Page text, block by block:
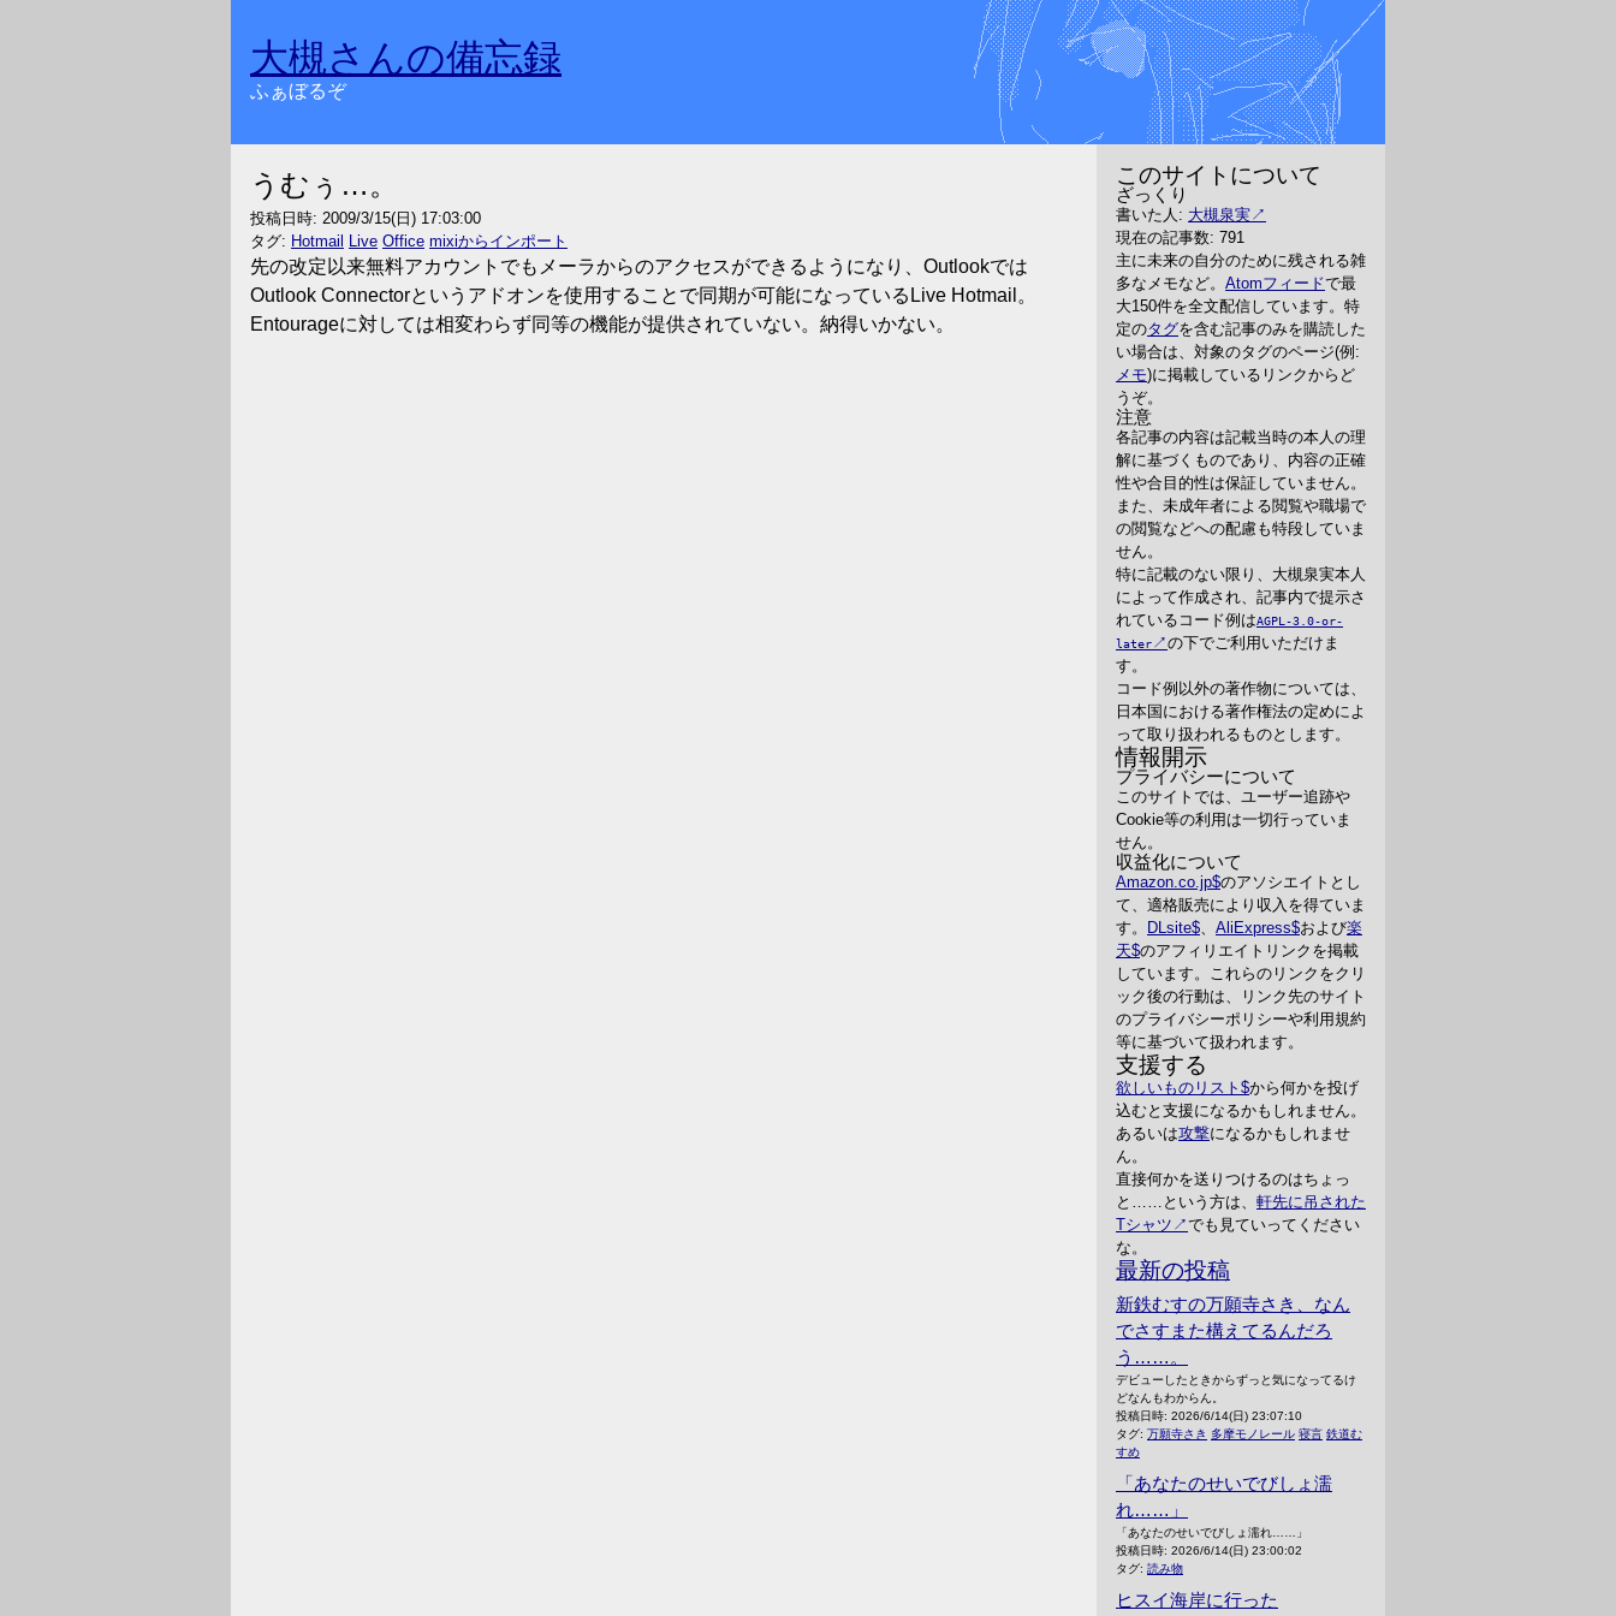
大槻さんの備忘録
ふぁぼるぞ
うむぅ…。
投稿日時: 2009/3/15(日) 17:03:00
タグ: Hotmail Live Office mixiからインポート
先の改定以来無料アカウントでもメーラからのアクセスができるようになり、Outlookでは
Outlook Connectorというアドオンを使用することで同期が可能になっているLive Hotmail。
Entourageに対しては相変わらず同等の機能が提供されていない。納得いかない。
このサイトについて
ざっくり
書いた人: 大槻泉実
現在の記事数: 791
主に未来の自分のために残される雑
多なメモなど。 Atomフィードで最
大150件を全文配信しています。特
定のタグを含む記事のみを購読した
い場合は、対象のタグのページ(例:
メモ)に掲載しているリンクからど
うぞ。
注意
各記事の内容は記載当時の本人の理
解に基づくものであり、内容の正確
性や合目的性は保証していません。
また、未成年者による閲覧や職場で
の閲覧などへの配慮も特段していま
せん。
特に記載のない限り、大槻泉実本人
によって作成され、記事内で提示さ
れているコード例はAGPL-3.0-or-
later
の下でご利用いただけま
す。
コード例以外の著作物については、
日本国における著作権法の定めによ
って取り扱われるものとします。
情報開示
プライバシーについて
このサイトでは、ユーザー追跡や
Cookie等の利用は一切行っていま
せん。
収益化について
Amazon.co.jp のアソシエイトとし
て、適格販売により収入を得ていま
す。
DLsite 、 AliExpress および楽
天 のアフィリエイトリンクを掲載
しています。これらのリンクをクリ
ック後の行動は、リンク先のサイト
のプライバシーポリシーや利用規約
等に基づいて扱われます。
支援する
欲しいものリスト
から何かを投げ
込むと支援になるかもしれません。
あるいは攻撃になるかもしれませ
ん。
直接何かを送りつけるのはちょっ
と……という方は、 軒先に吊された
Tシャツ
でも見ていってください
な。
最新の投稿
新鉄むすの万願寺さき、なん
でさすまた構えてるんだろ
う……。
デビューしたときからずっと気になってるけ
どなんもわからん。
投稿日時: 2026/6/14(日) 23:07:10
タグ: 万願寺さき 多摩モノレール 寝言 鉄道む
すめ
「あなたのせいでびしょ濡
れ……」
「あなたのせいでびしょ濡れ……」
投稿日時: 2026/6/14(日) 23:00:02
タグ: 読み物
ヒスイ海岸に行った